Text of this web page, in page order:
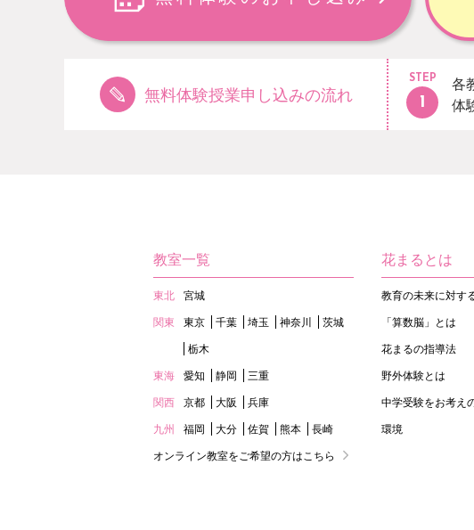
無料体験授業申し込みの流れ
STEP
各
体
教室一覧
東北
宮城
関東
東京 千葉 埼玉 神奈川
茨城
栃木
東海
愛知 静岡
三重
関西
京都 大阪
兵庫
九州
福岡 大分 佐賀 熊本
長崎
オンライン教室をご希望の方はこちら
花まるとは
教育の未来に対す
「算数脳」とは
花まるの指導法
野外体験とは
中学受験をお考え
環境